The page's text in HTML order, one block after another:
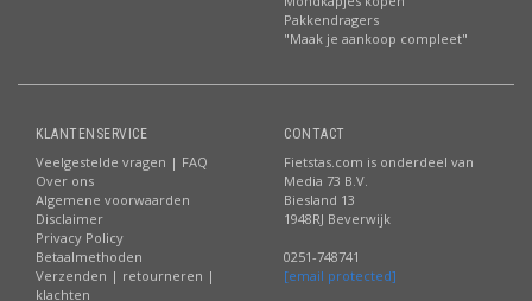
Pakkendragers
"Maak je aankoop compleet"
KLANTENSERVICE
Veelgestelde vragen | FAQ
Over ons
Algemene voorwaarden
Disclaimer
Privacy Policy
Betaalmethoden
Verzenden | retourneren |
klachten
CONTACT
Fietstas.com is onderdeel van
Media 73 B.V.
Biesland 13
1948RJ Beverwijk
0251-748741
[email protected]